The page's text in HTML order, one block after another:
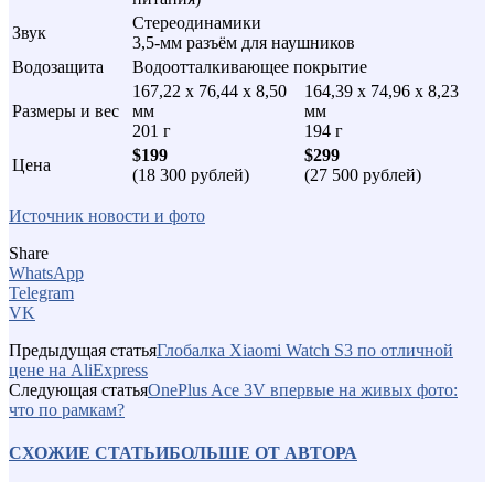
Звук
Стереодинамики
3,5-мм разъём для наушников
Водозащита
Водоотталкивающее покрытие
Размеры и вес
167,22 х 76,44 х 8,50
мм
201 г
164,39 х 74,96 х 8,23
мм
194 г
Цена
$199
(18 300 рублей)
$299
(27 500 рублей)
Источник новости и фото
Share
WhatsApp
Telegram
VK
Предыдущая статьяГлобалка Xiaomi Watch S3 по отличной
цене на AliExpress
Следующая статьяOnePlus Ace 3V впервые на живых фото:
что по рамкам?
СХОЖИЕ СТАТЬИБОЛЬШЕ ОТ АВТОРА